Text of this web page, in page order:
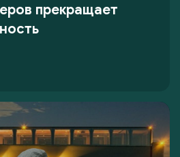
прекращает